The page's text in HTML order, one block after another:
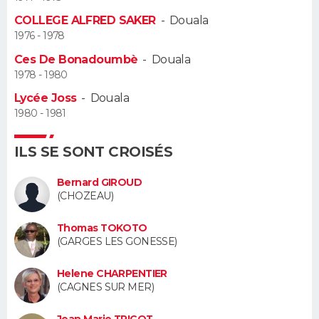
Alimentation
Guide de la santé
Maladies
Médicaments
Sommeil
VOYAGE
Destinations
City break
Voyage nature
Voyage de noces
Forum
Climat
+
PHOTO
GUIDES D'ACHAT
BONS PLANS
Carte de Noël
Carte Bonne année
Carte Saint-Valentin
Carte Pâques
Carte d'anniversaire
DICTIONNAIRE
Dictionnaire
Biographies
Citations
Expressions
Proverbes
PROGRAMME TV
S'inscrire
Se connecter
Lycées
Collèges
Primaires
Universités
Entreprises
Service militaire
Avis de recherche
AVIS DE DÉCÈS
COLLEGE ALFRED SAKER- Douala
1976 - 1978
Ces De Bonadoumbè - Douala
1978 - 1980
Lycée Joss- Douala
1980 - 1981
ILS SE SONT CROISÉS
Bernard GIROUD
(CHOZEAU)
Thomas TOKOTO
(GARGES LES GONESSE)
Helene CHARPENTIER
(CAGNES SUR MER)